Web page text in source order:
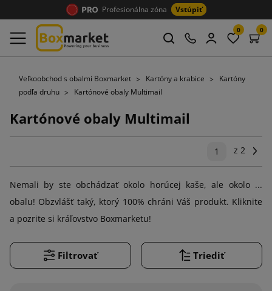
Profesionálna zóna Vstúpiť
0 0
Veľkoobchod s obalmi Boxmarket Kartóny a krabice
Kartóny
podľa druhu
Kartónové obaly Multimail
Kartónové obaly Multimail
1 z 2
Nemali by ste obchádzať okolo horúcej kaše, ale okolo ...
obalu! Obzvlášť taký, ktorý 100% chráni Váš produkt. Kliknite
a pozrite si kráľovstvo Boxmarketu!
Filtrovať Triediť